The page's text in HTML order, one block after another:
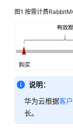
计
式
计
项
费
图1 按需计费
说明：
华为云根据客
长。